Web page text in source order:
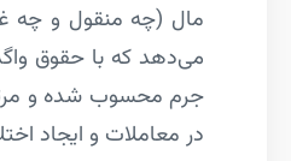
مال (چه منقول و چه
در معاملات و ایجاد